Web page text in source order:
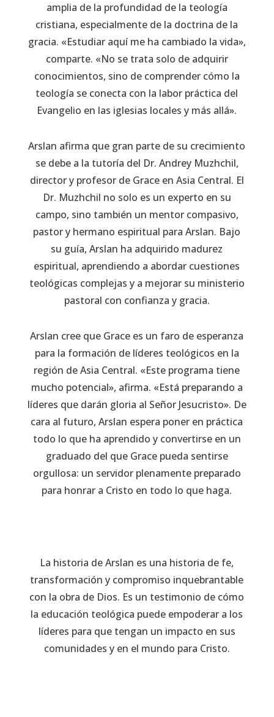
amplia de la profundidad de la teología
cristiana, especialmente de la doctrina de la
gracia. «Estudiar aquí me ha cambiado la vida»,
comparte. «No se trata solo de adquirir
conocimientos, sino de comprender cómo la
teología se conecta con la labor práctica del
Evangelio en las iglesias locales y más allá».
Arslan afirma que gran parte de su crecimiento
se debe a la tutoría del Dr. Andrey Muzhchil,
director y profesor de Grace en Asia Central. El
Dr. Muzhchil no solo es un experto en su
campo, sino también un mentor compasivo,
pastor y hermano espiritual para Arslan. Bajo
su guía, Arslan ha adquirido madurez
espiritual, aprendiendo a abordar cuestiones
teológicas complejas y a mejorar su ministerio
pastoral con confianza y gracia.
Arslan cree que Grace es un faro de esperanza
para la formación de líderes teológicos en la
región de Asia Central. «Este programa tiene
mucho potencial», afirma. «Está preparando a
líderes que darán gloria al Señor Jesucristo». De
cara al futuro, Arslan espera poner en práctica
todo lo que ha aprendido y convertirse en un
graduado del que Grace pueda sentirse
orgullosa: un servidor plenamente preparado
para honrar a Cristo en todo lo que haga.
La historia de Arslan es una historia de fe,
transformación y compromiso inquebrantable
con la obra de Dios. Es un testimonio de cómo
la educación teológica puede empoderar a los
líderes para que tengan un impacto en sus
comunidades y en el mundo para Cristo.